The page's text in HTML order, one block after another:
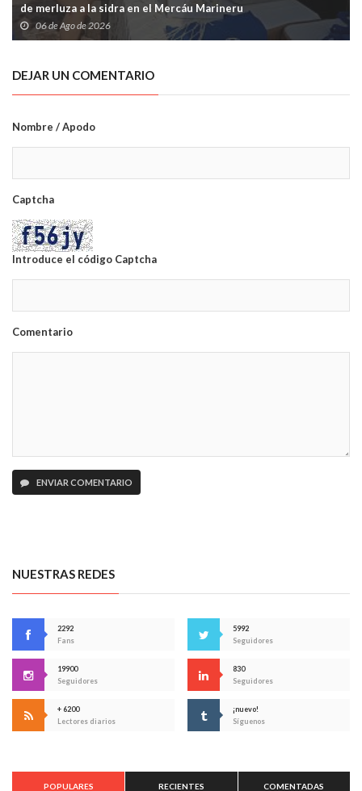
de merluza a la sidra en el Mercáu Marineru
06 de Ago de 2026
DEJAR UN COMENTARIO
Nombre / Apodo
Captcha
Introduce el código Captcha
Comentario
ENVIAR COMENTARIO
NUESTRAS REDES
2292
Fans
5992
Seguidores
19900
Seguidores
830
Seguidores
+ 6200
Lectores diarios
¡nuevo!
Síguenos
POPULARES RECIENTES COMENTADAS